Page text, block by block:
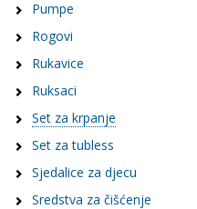
Pumpe
Rogovi
Rukavice
Ruksaci
Set za krpanje
Set za tubless
Sjedalice za djecu
Sredstva za čišćenje